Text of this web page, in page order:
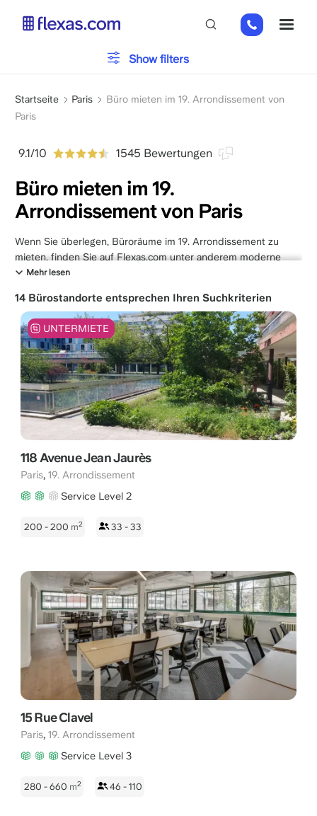
01
82
Pfadnavigation
Startseite Paris
Büro mieten im 19. Arrondissement von
Paris
9.1/10 1545 Bewertungen
Büro mieten im 19.
Arrondissement von Paris
Wenn Sie überlegen, Büroräume im 19. Arrondissement zu
mieten, finden Sie auf Flexas.com unter anderem moderne
Büroflächen mit vielen Vorzügen. Sie finden bei uns zum
Atmosphäre, die an die Vergangenheit des Viertels erinnert,
oder mit einem Entspannungsbereich im Freien. Entdecken Sie
im Folgenden die Vorteile, die Sie erwarten, um sich einen
besseren Überblick über dieses aufstrebende Viertel zu
verschaffen.
Mehr lesen
Parken
Bitte wählen Sie Ihre Teamgrößex
Show filters
14 Bürostandorte entsprechen Ihren Suchkriterien
UNTERMIETE
118 Avenue Jean Jaurès
Paris, 19. Arrondissement
Service Level 2
200 - 200 m2 33 - 33
15 Rue Clavel
Paris, 19. Arrondissement
Service Level 3
280 - 660 m2 46 - 110